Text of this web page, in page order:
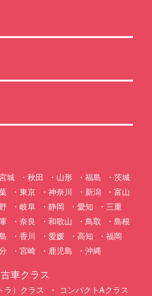
城 秋田 山形 福島
茨城
東京 神奈川 新潟
富山
岐阜 静岡 愛知
三重
奈良 和歌山 鳥取
島根
香川 愛媛 高知
福岡
宮崎 鹿児島 沖縄
車クラス
ラ）クラス
コンパクトAクラス